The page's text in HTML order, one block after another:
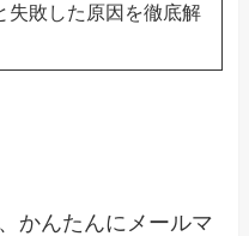
失敗した原因を徹底解
かんたんにメールマ